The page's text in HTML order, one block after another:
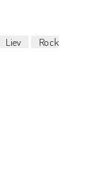
Liev
Rock